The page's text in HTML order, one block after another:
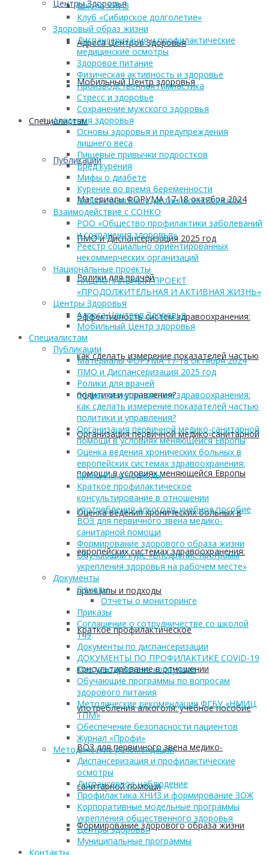
Центры Здоровья
Адреса Центров Здоровья
Мобильный Центр здоровья
Cпециалистам
Публикации
Материалы ФОРУМА 17-18 октября 2024
ПМО и Диспансеризация 2025 год
Ролики для врачей
Эффективность систем здравоохранения:
как сделать измерение показателей частью
политики и управления?
Организация первичной медико-санитарной
помощи в условиях меняющейся Европы
Оценка ведения хронических больных в
европейских системах здравоохранения:
принципы и подходы
Краткое профилактическое
консультирование в отношении
употребления алкоголя: учебное пособие
ВОЗ для первичного звена медико-
санитарной помощи
Формирование здорового образа жизни
Школа ХНИЗ
Клуб «Сибирское долголетие»
Здоровый образ жизни
Диспансеризация и профилактические
медицинские осмотры
Здоровое питание
Физическая активность и здоровье
Производственная гимнастика
Стресс и здоровье
Сохранение мужского здоровья
Академия здоровья
Основы здоровья и предупреждения
лишнего веса
Пищевые привычки подростков
Вред курения
Мифы о диабете
Курение во время беременности
Запись занятия в дистанционной школе
Взаимодействие с СОНКО
РОО «Общество профилактики заболеваний
и сохранения здоровья»
Реестр социально ориентированных
некоммерческих организаций
Национальные проекты
НАЦИОНАЛЬНЫЙ ПРОЕКТ
«ПРОДОЛЖИТЕЛЬНАЯ И АКТИВНАЯ ЖИЗНЬ»
Центры Здоровья
Адреса Центров Здоровья
Мобильный Центр здоровья
Cпециалистам
Публикации
Материалы ФОРУМА 17-18 октября 2024
ПМО и Диспансеризация 2025 год
Ролики для врачей
Эффективность систем здравоохранения:
как сделать измерение показателей частью
политики и управления?
Организация первичной медико-санитарной
помощи в условиях меняющейся Европы
Оценка ведения хронических больных в
европейских системах здравоохранения:
принципы и подходы
Краткое профилактическое
консультирование в отношении
употребления алкоголя: учебное пособие
ВОЗ для первичного звена медико-
санитарной помощи
Формирование здорового образа жизни
Обучающий курс «Внедрение программ
укрепления здоровья на рабочем месте»
Документы
Отчеты
Отчеты о мониторинге
Приказы
Соглашение о сотрудничестве со школой
149
Документы по диспансеризации
ДОКУМЕНТЫ ПО ПРОФИЛАКТИКЕ COVID-19
Противодействие коррупции
Обучающие программы по вопросам
здорового питания
Методические рекомендации ФГБУ «НМИЦ
ТПМ»
Обеспечение безопасности пациентов
Журнал «Профи»
Методические рекомендации
Диспансеризация и профилактические
осмотры
Диспансерное наблюдение
Профилактика ХНИЗ и формирование ЗОЖ
Корпоративные модельные программы
укрепления общественного здоровья
Центры здоровья
Муниципальные программы
Контакты